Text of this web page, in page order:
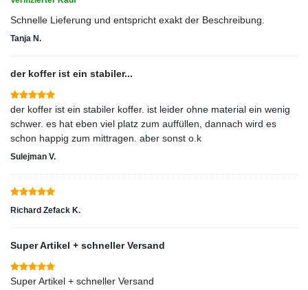
Schnelle Lieferung und entspricht exakt der Beschreibung.
Tanja N.
der koffer ist ein stabiler...
der koffer ist ein stabiler koffer. ist leider ohne material ein wenig
schwer. es hat eben viel platz zum auffüllen, dannach wird es
schon happig zum mittragen. aber sonst o.k
Sulejman V.
Richard Zefack K.
Super Artikel + schneller Versand
Super Artikel + schneller Versand